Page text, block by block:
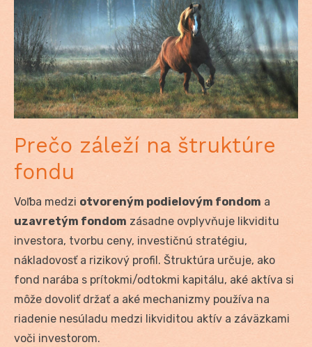
Prečo záleží na štruktúre
fondu
Voľba medzi otvoreným podielovým fondom a
uzavretým fondom zásadne ovplyvňuje likviditu
investora, tvorbu ceny, investičnú stratégiu,
nákladovosť a rizikový profil. Štruktúra určuje, ako
fond narába s prítokmi/odtokmi kapitálu, aké aktíva si
môže dovoliť držať a aké mechanizmy používa na
riadenie nesúladu medzi likviditou aktív a záväzkami
voči investorom.